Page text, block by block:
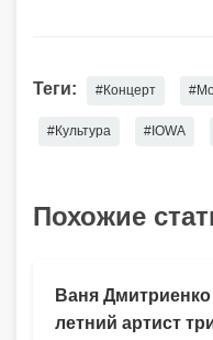
Теги: #Концерт
#Культура #IOWA
Похожие
Ваня
летний артист